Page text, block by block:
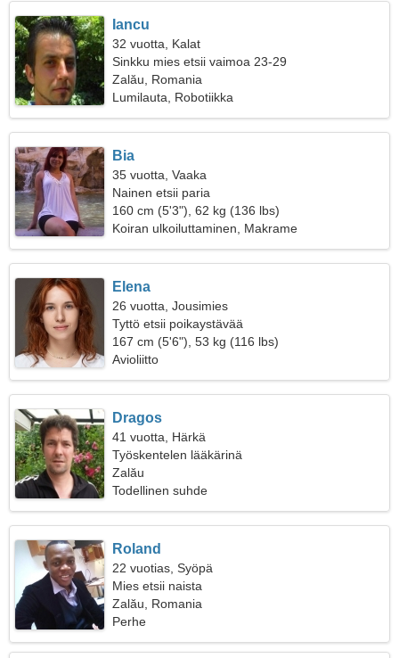
Iancu
32 vuotta, Kalat
Sinkku mies etsii vaimoa 23-29
Zalău, Romania
Lumilauta, Robotiikka
Bia
35 vuotta, Vaaka
Nainen etsii paria
160 cm (5'3"), 62 kg (136 lbs)
Koiran ulkoiluttaminen, Makrame
Elena
26 vuotta, Jousimies
Tyttö etsii poikaystävää
167 cm (5'6"), 53 kg (116 lbs)
Avioliitto
Dragos
41 vuotta, Härkä
Työskentelen lääkärinä
Zalău
Todellinen suhde
Roland
22 vuotias, Syöpä
Mies etsii naista
Zalău, Romania
Perhe